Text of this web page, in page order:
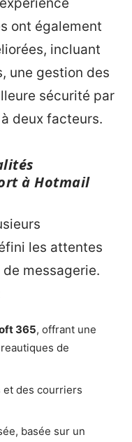
ont également
incluant
une gestion des
sécurité par
deux facteurs.
à Hotmail
les attentes
messagerie.
365, offrant une
de
et des courriers
basée sur un